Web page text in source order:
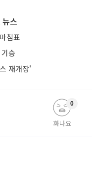
스
침표
승
재개장'
화나요
0